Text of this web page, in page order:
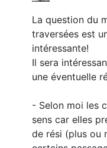
La question du
traversées est
intéressante!
Il sera
une éventuelle
- Selon moi les
sens car elles
de rési (plus ou